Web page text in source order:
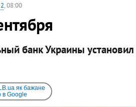
, 08:00
банк Украины
як бажане
в Google